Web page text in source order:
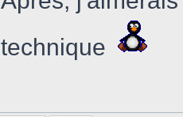
technique